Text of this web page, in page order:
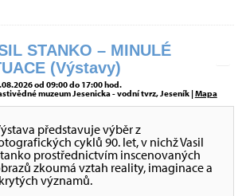
STANKO – MINULÉ
(Výstavy)
od 09:00 do 17:00 hod.
muzeum Jesenicka - vodní tvrz, Jeseník |Mapa
představuje výběr z
cyklů 90. let, v nichž Vasil
prostřednictvím inscenovaných
zkoumá vztah reality, imaginace a
významů.